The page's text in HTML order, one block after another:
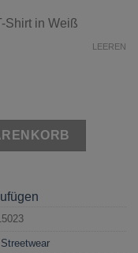
Shirt in Weiß
LEEREN
Weiß Menge
Streetwear